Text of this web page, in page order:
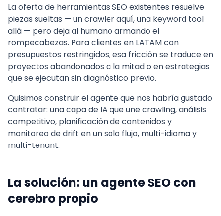
La oferta de herramientas SEO existentes resuelve
piezas sueltas — un crawler aquí, una keyword tool
allá — pero deja al humano armando el
rompecabezas. Para clientes en LATAM con
presupuestos restringidos, esa fricción se traduce en
proyectos abandonados a la mitad o en estrategias
que se ejecutan sin diagnóstico previo.
Quisimos construir el agente que nos habría gustado
contratar: una capa de IA que une crawling, análisis
competitivo, planificación de contenidos y
monitoreo de drift en un solo flujo, multi-idioma y
multi-tenant.
La solución: un agente SEO con
cerebro propio